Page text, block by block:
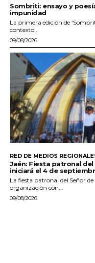
Sombriti: ensayo y
impunidad
La primera edición de
contexto...
09/08/2026
RED DE MEDIOS
Jaén: Fiesta patronal
iniciará el 4 de
La fiesta patronal del Señor
organización con...
09/08/2026